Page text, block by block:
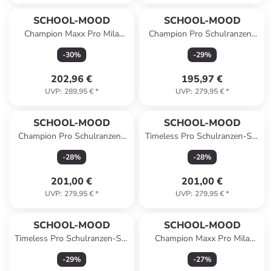
SCHOOL-MOOD
Champion Maxx Pro Mila
Schulranzen-Set 7-teilig in
Pony
-30%
202,96 €
UVP: 289,95 €*
SCHOOL-MOOD
Champion Pro Schulranzen-
Set 7-teilig in Rennwagen
-29%
195,97 €
UVP: 279,95 €*
SCHOOL-MOOD
Champion Pro Schulranzen-
Set 7-teilig in Meerjungfrau
-28%
201,00 €
UVP: 279,95 €*
SCHOOL-MOOD
Timeless Pro Schulranzen-Set
7-teilig in Häschen
-28%
201,00 €
UVP: 279,95 €*
SCHOOL-MOOD
Timeless Pro Schulranzen-Set
7-teilig in Dinosaurier
-29%
SCHOOL-MOOD
Champion Maxx Pro Mila
Schulranzen-Set 7-teilig in
Weltall
-27%